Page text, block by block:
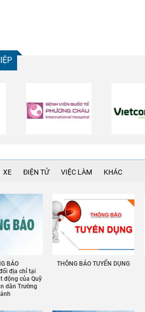
XE ĐIỆN TỬ VIỆC LÀM KHÁC
BÁO
địa chỉ tại
động của Quỹ
dân Trường
THÔNG BÁO TUYỂN DỤNG